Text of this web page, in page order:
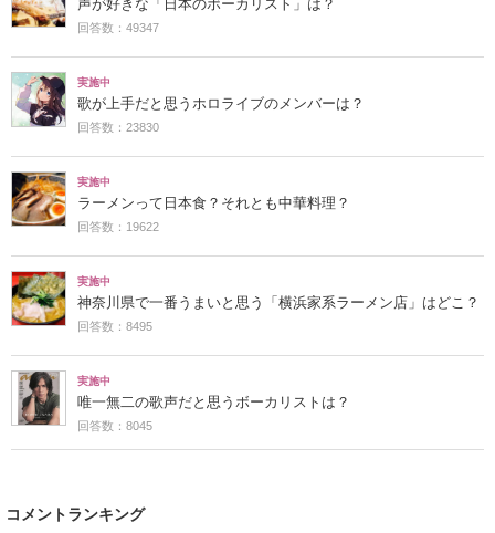
声が好きな「日本のボーカリスト」は？
回答数：49347
実施中
歌が上手だと思うホロライブのメンバーは？
回答数：23830
実施中
ラーメンって日本食？それとも中華料理？
回答数：19622
実施中
神奈川県で一番うまいと思う「横浜家系ラーメン店」はどこ？
回答数：8495
実施中
唯一無二の歌声だと思うボーカリストは？
回答数：8045
コメントランキング